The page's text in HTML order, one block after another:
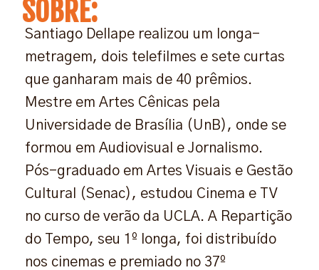
SOBRE:
Santiago Dellape realizou um longa-
metragem, dois telefilmes e sete curtas
que ganharam mais de 40 prêmios.
Mestre em Artes Cênicas pela
Universidade de Brasília (UnB), onde se
formou em Audiovisual e Jornalismo.
Pós-graduado em Artes Visuais e Gestão
Cultural (Senac), estudou Cinema e TV
no curso de verão da UCLA. A Repartição
do Tempo, seu 1º longa, foi distribuído
nos cinemas e premiado no 37º